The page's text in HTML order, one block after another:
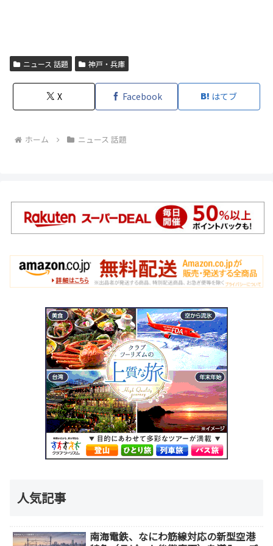
ニュース 話題 神戸・兵庫
X Facebook はてブ
ホーム ニュース 話題
人気記事
南海電鉄、なにわ筋線対応の新型空港